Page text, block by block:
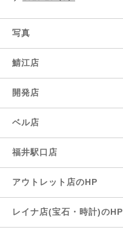
写真
鯖江店
開発店
ベル店
福井駅口店
アウトレット店のHP
レイナ店(宝石・時計)のHP